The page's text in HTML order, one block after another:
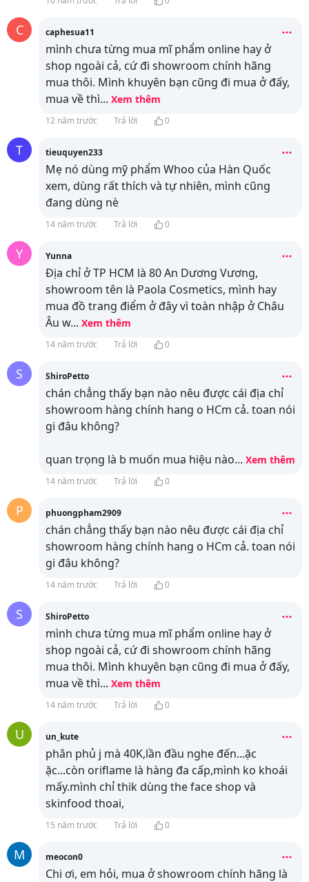
C caphesua11
mình chưa từng mua mĩ phẩm online hay ở
shop ngoài cả, cứ đi showroom chính hãng
mua thôi. Mình khuyên bạn cũng đi mua ở đấy,
mua về thì... Xem thêm
12 năm trước Trả lời 0
T tieuquyen233
Mẹ nó dùng mỹ phẩm Whoo của Hàn Quốc
xem, dùng rất thích và tự nhiên, mình cũng
đang dùng nè
14 năm trước Trả lời 0
Y Yunna
Địa chỉ ở TP HCM là 80 An Dương Vương,
showroom tên là Paola Cosmetics, mình hay
mua đồ trang điểm ở đây vì toàn nhập ở Châu
Âu w... Xem thêm
14 năm trước Trả lời 0
S ShiroPetto
chán chẳng thấy bạn nào nêu được cái địa chỉ
showroom hàng chính hang o HCm cả. toan nói
gi đâu không?
quan trọng là b muốn mua hiệu nào... Xem thêm
14 năm trước Trả lời 0
P phuongpham2909
chán chẳng thấy bạn nào nêu được cái địa chỉ
showroom hàng chính hang o HCm cả. toan nói
gi đâu không?
14 năm trước Trả lời 0
S ShiroPetto
mình chưa từng mua mĩ phẩm online hay ở
shop ngoài cả, cứ đi showroom chính hãng
mua thôi. Mình khuyên bạn cũng đi mua ở đấy,
mua về thì... Xem thêm
14 năm trước Trả lời 0
U un_kute
phân phủ j mà 40K,lần đầu nghe đến...ặc
ặc...còn oriflame là hàng đa cấp,mình ko khoái
mấy.mình chỉ thik dùng the face shop và
skinfood thoai,
15 năm trước Trả lời 0
M meocon0
Chi ơi, em hỏi, mua ở showroom chính hãng là